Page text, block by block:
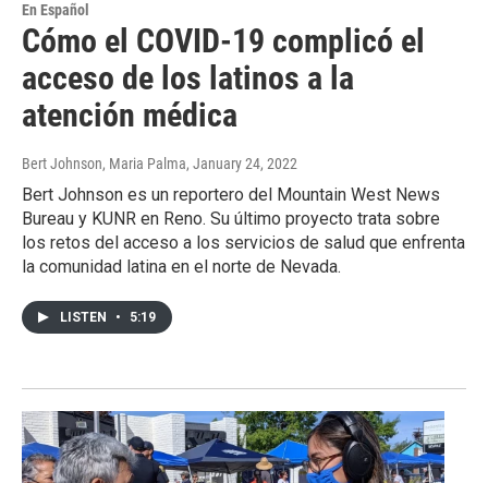
En Español
Cómo el COVID-19 complicó el
acceso de los latinos a la
atención médica
Bert Johnson, Maria Palma, January 24, 2022
Bert Johnson es un reportero del Mountain West News
Bureau y KUNR en Reno. Su último proyecto trata sobre
los retos del acceso a los servicios de salud que enfrenta
la comunidad latina en el norte de Nevada.
LISTEN • 5:19